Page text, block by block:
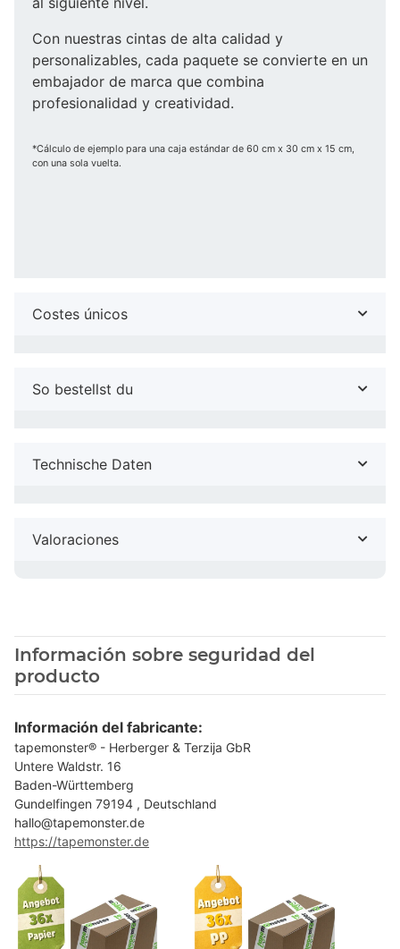
Con nuestras cintas de alta calidad y
personalizables, cada paquete se convierte en un
embajador de marca que combina
profesionalidad y creatividad.
*Cálculo de ejemplo para una caja estándar de 60 cm x 30 cm x 15 cm,
con una sola vuelta.
Costes únicos
So bestellst du
Technische Daten
Valoraciones
Información sobre seguridad del
producto
Información del fabricante:
tapemonster® - Herberger & Terzija GbR
Untere Waldstr. 16
Baden-Württemberg
Gundelfingen 79194 , Deutschland
hallo@tapemonster.de
https://tapemonster.de